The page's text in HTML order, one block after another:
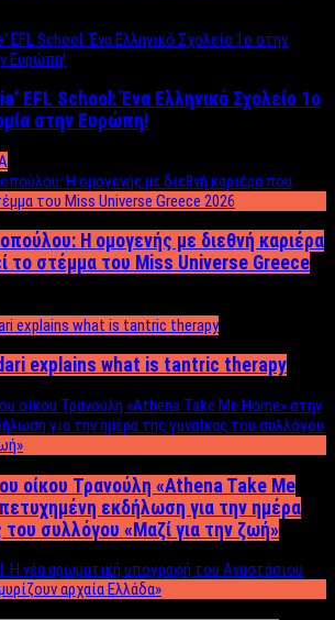
EFL School: Ένα Ελληνικό Σχολείo 1ο
στην Ευρώπη!
Η ομογενής με διεθνή καριέρα
το στέμμα του Miss Universe Greece
explains what is tantric therapy
οίκου Τρανούλη «Athena Take Me
εκδήλωση για την ημέρα
του συλλόγου «Μαζί για την ζωή»